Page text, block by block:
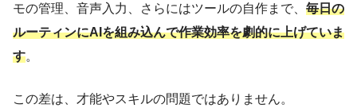
モの管理、音声入力、さらにはツールの自作まで、 毎日の
ルーティンにAIを組み込んで作業効率を劇的に上げていま
す。
この差は、才能やスキルの問題ではありません。